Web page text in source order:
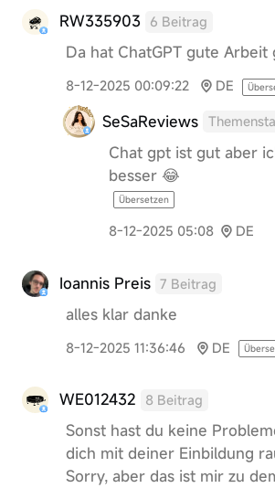
RW335903 6 Beitrag
Da hat ChatGPT gute Arbeit
8-12-2025 00:09:22 DE
SeSaReviews
Chat gpt ist gut aber
besser 😂
Übersetzen
8-12-2025 05:08 DE
Ioannis Preis 7 Beitrag
alles klar danke
8-12-2025 11:36:46 DE
WE012432 8 Beitrag
Sonst hast du keine
dich mit deiner Einbildung
Sorry, aber das ist mir zu